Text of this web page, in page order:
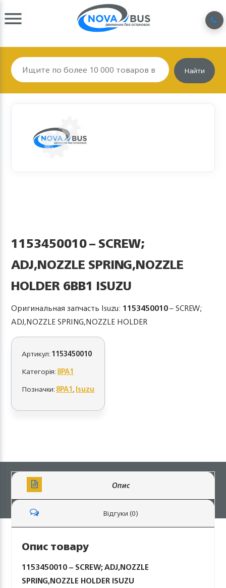
Найти
1153450010 – SCREW;
ADJ,NOZZLE SPRING,NOZZLE
HOLDER 6BB1 ISUZU
Оригинальная запчасть Isuzu: 1153450010– SCREW;
ADJ,NOZZLE SPRING,NOZZLE HOLDER
Артикул:1153450010
Категорія:8PA1
Позначки:8PA1,Isuzu
Опис
Відгуки (0)
Опис товару
1153450010 – SCREW; ADJ,NOZZLE
SPRING,NOZZLE HOLDER ISUZU